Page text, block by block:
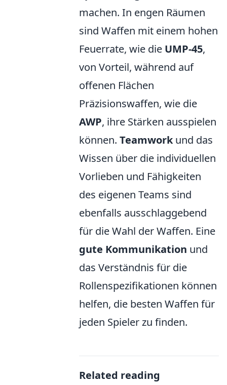
machen. In engen Räumen
sind Waffen mit einem hohen
Feuerrate, wie die UMP-45,
von Vorteil, während auf
offenen Flächen
Präzisionswaffen, wie die
AWP, ihre Stärken ausspielen
können. Teamworkund das
Wissen über die individuellen
Vorlieben und Fähigkeiten
des eigenen Teams sind
ebenfalls ausschlaggebend
für die Wahl der Waffen. Eine
gute Kommunikation und
das Verständnis für die
Rollenspezifikationen können
helfen, die besten Waffen für
jeden Spieler zu finden.
Related reading